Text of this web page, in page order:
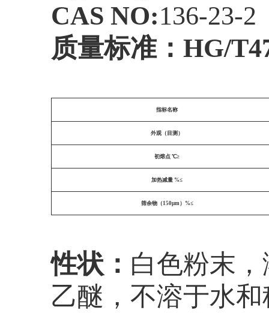
CAS NO:136-23-2
质量标准：HG/
指标名称
外观（目测）
初熔点 ℃≥
加热减量 %≤
筛余物（150μm）%≤
性状： 白色粉末
乙醚，不溶于水